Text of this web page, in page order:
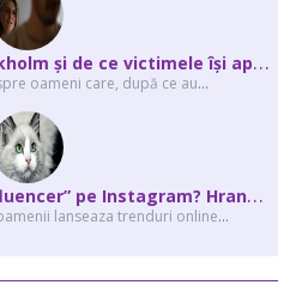
C
e este sindromul Stockholm și de ce victimele își apără agresorii.
oameni care, după ce au...
C
e mănâncă pisicile “influencer” pe Instagram? Hrana lor virală
lanseaza trenduri online...